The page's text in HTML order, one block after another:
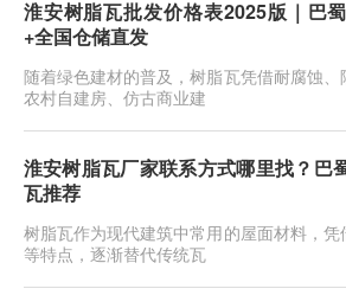
淮安树脂瓦批发价格表2025版｜巴
+全国仓储直发
随着绿色建材的普及，树脂瓦凭借耐腐蚀
农村自建房、仿古商业建
淮安树脂瓦厂家联系方式哪里找？巴
瓦推荐
树脂瓦作为现代建筑中常用的屋面材料，
等特点，逐渐替代传统瓦